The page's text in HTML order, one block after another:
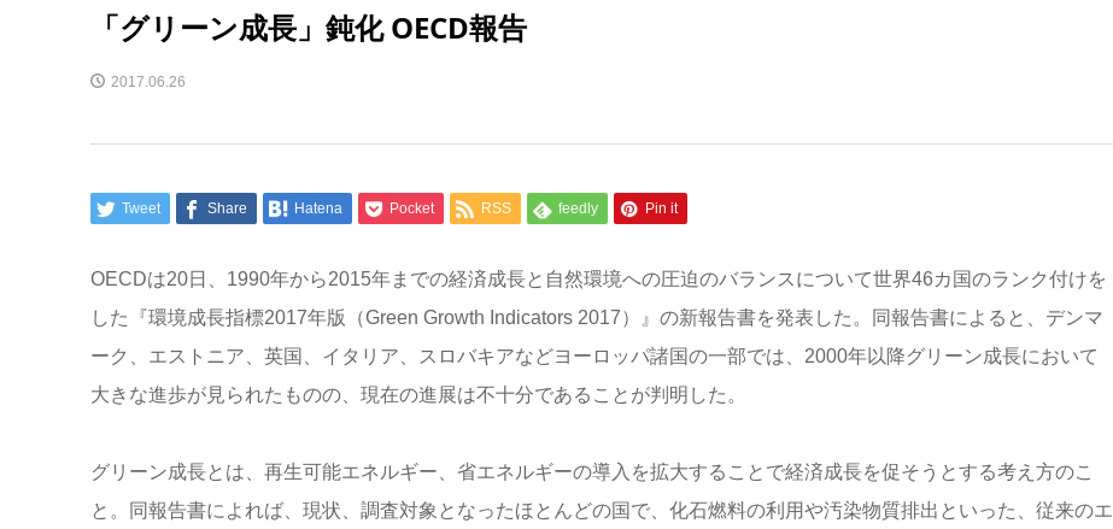
「グリーン成長」鈍化 OECD報告
2017.06.26
Tweet Share Hatena Pocket RSS feedly Pin it
OECDは20日、1990年から2015年までの経済成長と自然環境への圧迫のバランスについて世界46カ国のランク付けを
した『環境成長指標2017年版（Green Growth Indicators 2017）』の新報告書を発表した。同報告書によると、デンマ
ーク、エストニア、英国、イタリア、スロバキアなどヨーロッパ諸国の一部では、2000年以降グリーン成長において
大きな進歩が見られたものの、現在の進展は不十分であることが判明した。
グリーン成長とは、再生可能エネルギー、省エネルギーの導入を拡大することで経済成長を促そうとする考え方のこ
と。同報告書によれば、現状、調査対象となったほとんどの国で、化石燃料の利用や汚染物質排出といった、従来のエ